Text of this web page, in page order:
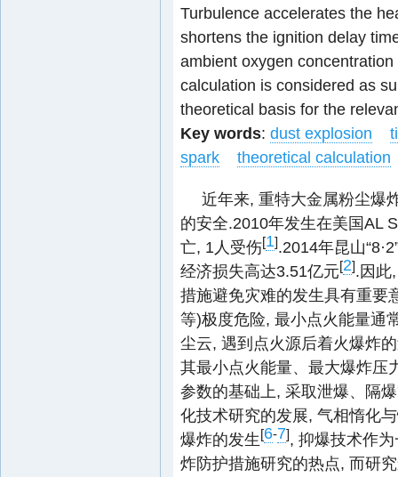
Turbulence accelerates the
shortens the ignition delay
ambient oxygen
calculation is considered as
theoretical basis for the
Key words: dust explosion
spark
theoretical calculation
近年来, 重特大金属粉尘爆
的安全.2010年发生在美国AL
亡, 1人受伤[1].2014年昆山
经济损失高达3.51亿元[2].因此
措施避免灾难的发生具有重要
等)极度危险, 最小点火能量通
尘云, 遇到点火源后着火爆炸
其最小点火能量、最大爆炸压
参数的基础上, 采取泄爆、隔
化技术研究的发展, 气相惰化
爆炸的发生[6-7], 抑爆技术作
炸防护措施研究的热点, 而研